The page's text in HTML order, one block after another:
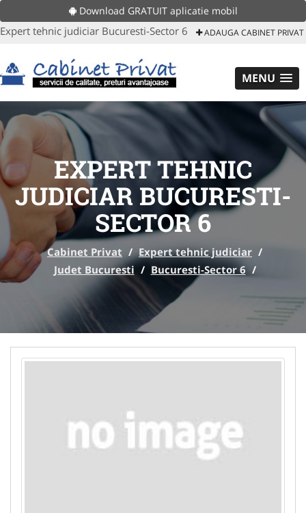
Download GRATUIT aplicatie mobil
Expert tehnic judiciar Bucuresti-Sector 6 ADAUGA CABINET PRIVAT
MENU
EXPERT TEHNIC
JUDICIAR BUCURESTI-
SECTOR 6
Cabinet Privat / Expert tehnic judiciar /
Judet Bucuresti / Bucuresti-Sector 6 /